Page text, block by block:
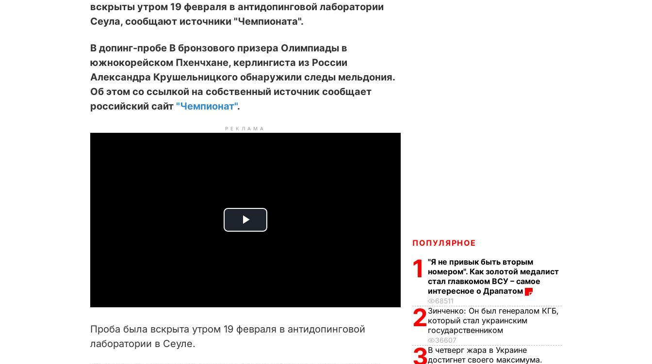
вскрыты утром 19 февраля в антидопинговой лаборатории
Сеула, сообщают источники "Чемпионата".
В допинг-пробе В бронзового призера Олимпиады в
южнокорейском Пхенчхане, керлингиста из России
Александра Крушельницкого обнаружили следы мельдония.
Об этом со ссылкой на собственный источник сообщает
российский сайт "Чемпионат".
РЕКЛАМА
P
Проба была вскрыта утром 19 февраля в антидопинговой
лаборатории в Сеуле.
ПОПУЛЯРНОЕ
1
"Я не привык быть вторым
номером". Как золотой медалист
стал главкомом ВСУ – самое
интересное о Драпатом
68511
2 Зинченко: Он был генералом КГБ,
который стал украинским
государственником
36607
3В четверг жара в Украине
достигнет своего максимума.